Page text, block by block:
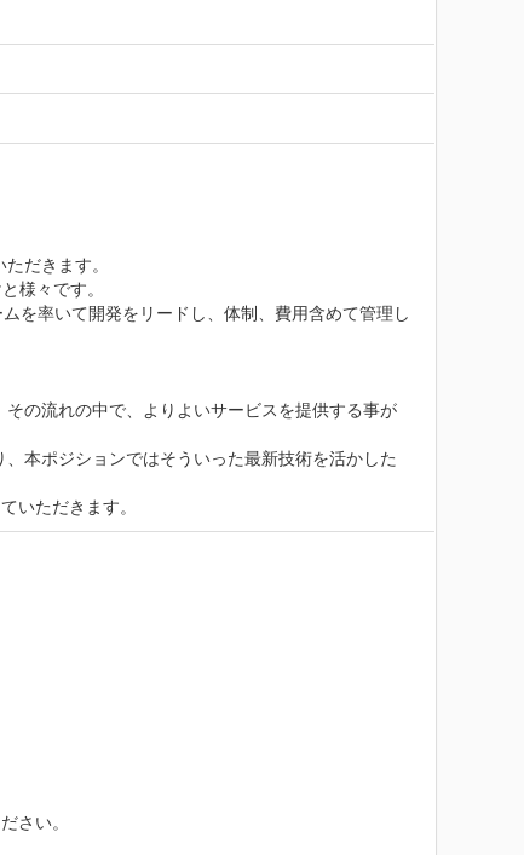
だきます。
様々です。
を率いて開発をリードし、体制、費用含めて管理し
の流れの中で、よりよいサービスを提供する事が
本ポジションではそういった最新技術を活かした
いただきます。
さい。